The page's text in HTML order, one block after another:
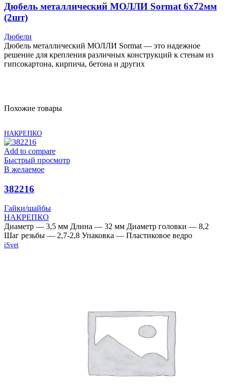
Дюбель металлический МОЛЛИ Sormat 6х72мм
(2шт)
Дюбели
Дюбель металлический МОЛЛИ Sormat — это надежное
решение для крепления различных конструкций к стенам из
гипсокартона, кирпича, бетона и других
Похожие товары
НАКРЕПКО
Add to compare
Быстрый просмотр
В желаемое
382216
Гайки/шайбы
НАКРЕПКО
Диаметр — 3,5 мм Длина — 32 мм Диаметр головки — 8,2
Шаг резьбы — 2,7-2,8 Упаковка — Пластиковое ведро
iSvet